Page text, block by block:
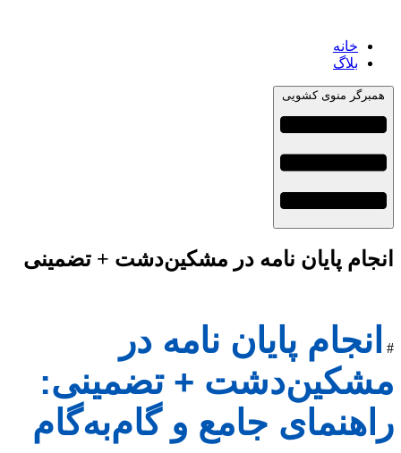
خانه
بلاگ
همبرگر منوی کشویی
انجام پایان نامه در مشکین‌دشت + تضمینی
#
انجام پایان نامه در
مشکین‌دشت + تضمینی:
راهنمای جامع و گام‌به‌گام